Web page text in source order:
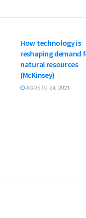
How technology is
reshaping demand
natural resources
(McKinsey)
AGOSTO 24, 2021